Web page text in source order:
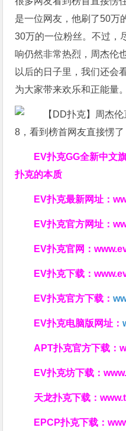
是一位网友，他刷了50万
30万的一位粉丝。不过，
响仍然非常热烈，周杰伦
以后的日子里，我们还会
为大家带来欢乐和正能量。
EV扑克GG全新中文
扑克的本质
EV扑克最新网址：
EV扑克官方网址：
EV扑克官网：
EV扑克下载：
EV扑克官方下载：
EV扑克电脑版网址：
APT扑克官方下载：
EV扑克坊下载：
天龙扑克下载：
EPCP扑克下载：